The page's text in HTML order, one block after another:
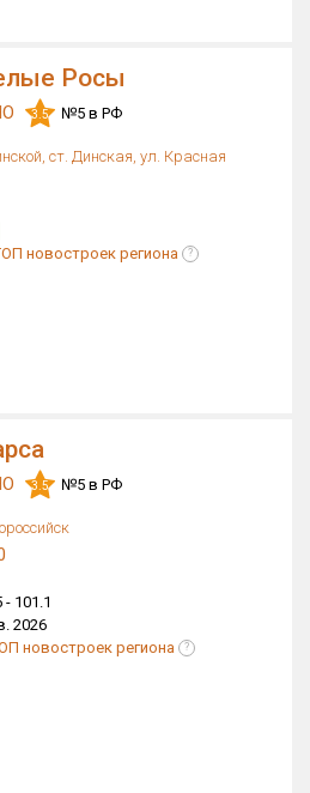
с продажами
Росы
3.5 №5 в РФ
ст. Динская, ул. Красная
новостроек региона ?
3.5 №5 в РФ
- 101.1
2026
новостроек региона ?